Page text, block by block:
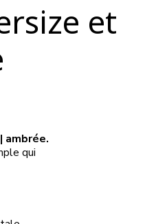
et
ambrée.
qui